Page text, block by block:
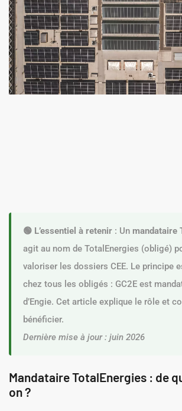
🟢 L’essentiel à retenir : Un mandataire
agit au nom de TotalEnergies (obligé)
valoriser les dossiers CEE. Le principe
chez tous les obligés : GC2E est
d’Engie. Cet article explique le rôle et
bénéficier.
Dernière mise à jour : juin 2026
Mandataire TotalEnergies : de
on ?